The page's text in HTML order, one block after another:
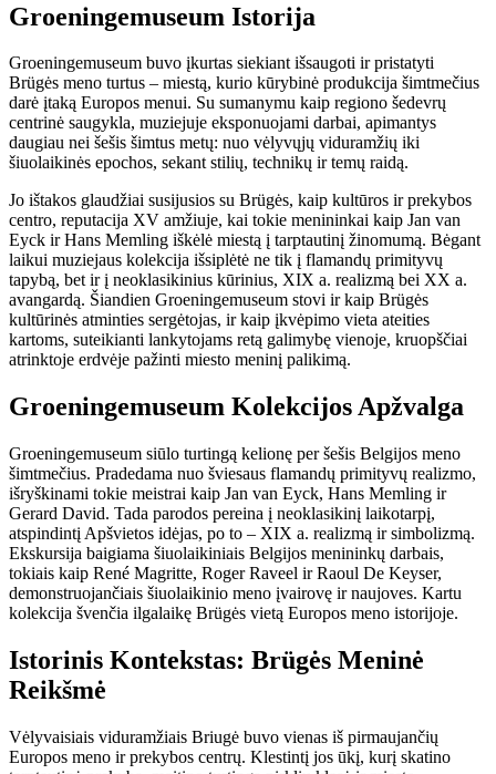
Groeningemuseum Istorija
Groeningemuseum buvo įkurtas siekiant išsaugoti ir pristatyti
Brügės meno turtus – miestą, kurio kūrybinė produkcija šimtmečius
darė įtaką Europos menui. Su sumanymu kaip regiono šedevrų
centrinė saugykla, muziejuje eksponuojami darbai, apimantys
daugiau nei šešis šimtus metų: nuo vėlyvųjų viduramžių iki
šiuolaikinės epochos, sekant stilių, technikų ir temų raidą.
Jo ištakos glaudžiai susijusios su Brügės, kaip kultūros ir prekybos
centro, reputacija XV amžiuje, kai tokie menininkai kaip Jan van
Eyck ir Hans Memling iškėlė miestą į tarptautinį žinomumą. Bėgant
laikui muziejaus kolekcija išsiplėtė ne tik į flamandų primityvų
tapybą, bet ir į neoklasikinius kūrinius, XIX a. realizmą bei XX a.
avangardą. Šiandien Groeningemuseum stovi ir kaip Brügės
kultūrinės atminties sergėtojas, ir kaip įkvėpimo vieta ateities
kartoms, suteikianti lankytojams retą galimybę vienoje, kruopščiai
atrinktoje erdvėje pažinti miesto meninį palikimą.
Groeningemuseum Kolekcijos Apžvalga
Groeningemuseum siūlo turtingą kelionę per šešis Belgijos meno
šimtmečius. Pradedama nuo šviesaus flamandų primityvų realizmo,
išryškinami tokie meistrai kaip Jan van Eyck, Hans Memling ir
Gerard David. Tada parodos pereina į neoklasikinį laikotarpį,
atspindintį Apšvietos idėjas, po to – XIX a. realizmą ir simbolizmą.
Ekskursija baigiama šiuolaikiniais Belgijos menininkų darbais,
tokiais kaip René Magritte, Roger Raveel ir Raoul De Keyser,
demonstruojančiais šiuolaikinio meno įvairovę ir naujoves. Kartu
kolekcija švenčia ilgalaikę Brügės vietą Europos meno istorijoje.
Istorinis Kontekstas: Brügės Meninė
Reikšmė
Vėlyvaisiais viduramžiais Briugė buvo vienas iš pirmaujančių
Europos meno ir prekybos centrų. Klestintį jos ūkį, kurį skatino